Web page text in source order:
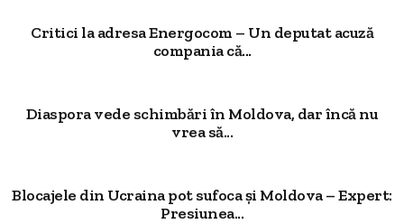
Critici la adresa Energocom – Un deputat acuză
compania că...
Diaspora vede schimbări în Moldova, dar încă nu
vrea să...
Blocajele din Ucraina pot sufoca și Moldova – Expert:
Presiunea...